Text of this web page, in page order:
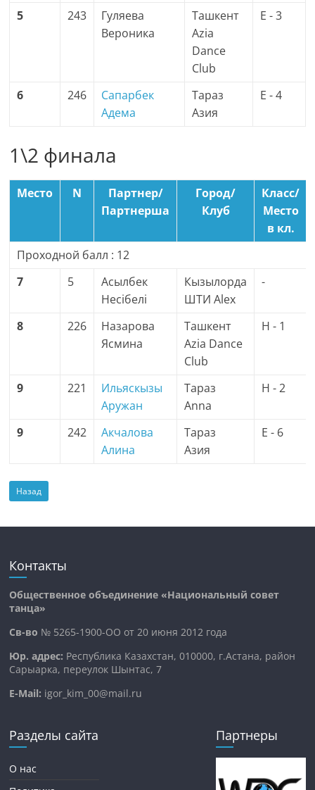
5 243
Гуляева
Вероника
Ташкент
Azia
Dance
Club
E - 3
6 246
Сапарбек
Адема
Тараз
Азия
E - 4
1\2 финала
Проходной балл : 12
Место N
Партнер/
Партнерша
Город/
Клуб
Класс/
Место
в кл.
7 5
Асылбек
Несiбелi
Кызылорда
ШТИ Alex
-
8 226
Назарова
Ясмина
Ташкент
Azia Dance
Club
H - 1
9 221
Ильяскызы
Аружан
Тараз
Anna
H - 2
9 242
Акчалова
Алина
Тараз
Азия
E - 6
Назад
Контакты
Общественное объединение «Национальный совет
танца»
Св-во № 5265-1900-ОО от 20 июня 2012 года
Юр. адрес: Республика Казахстан, 010000, г.Астана, район
Сарыарка, переулок Шынтас, 7
E-Mail: igor_kim_00@mail.ru
Разделы сайта
О нас
Партнеры